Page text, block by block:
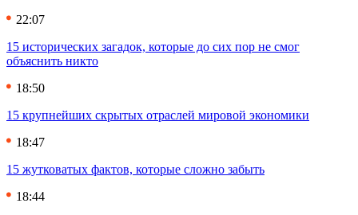
22:07
15 исторических загадок, которые до сих пор не смог
объяснить никто
18:50
15 крупнейших скрытых отраслей мировой экономики
18:47
15 жутковатых фактов, которые сложно забыть
18:44